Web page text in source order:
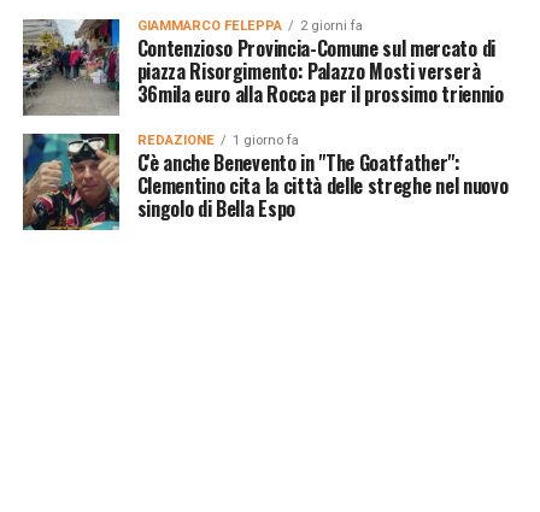
GIAMMARCO FELEPPA 2 giorni fa
Contenzioso Provincia-Comune sul mercato di
piazza Risorgimento: Palazzo Mosti verserà
36mila euro alla Rocca per il prossimo triennio
REDAZIONE 1 giorno fa
C'è anche Benevento in "The Goatfather":
Clementino cita la città delle streghe nel nuovo
singolo di Bella Espo